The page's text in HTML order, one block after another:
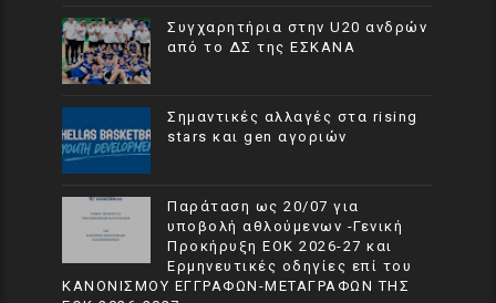
Συγχαρητήρια στην U20 ανδρών
από το ΔΣ της ΕΣΚΑΝΑ
Σημαντικές αλλαγές στα rising
stars και gen αγοριών
Παράταση ως 20/07 για
υποβολή αθλούμενων -Γενική
Προκήρυξη ΕΟΚ 2026-27 και
Ερμηνευτικές οδηγίες επί του
ΚΑΝΟΝΙΣΜΟΥ ΕΓΓΡΑΦΩΝ-ΜΕΤΑΓΡΑΦΩΝ ΤΗΣ